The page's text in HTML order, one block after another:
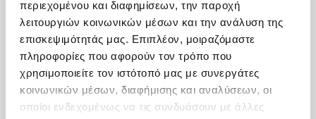
περιεχομένου και διαφημίσεων, την παροχή
λειτουργιών κοινωνικών μέσων και την ανάλυση της
επισκεψιμότητάς μας. Επιπλέον, μοιραζόμαστε
πληροφορίες που αφορούν τον τρόπο που
χρησιμοποιείτε τον ιστότοπό μας με συνεργάτες
κοινωνικών μέσων, διαφήμισης και αναλύσεων, οι
οποίοι ενδεχομένως να τις συνδυάσουν με άλλες
νότια της Τεχεράνης, σε ίση περίπου απόσταση
από την Κασπία θάλασσα και τον Περσικό κόλπο.
Είναι κτισμένη στη βόρεια όχθη του ποταμού
Ζαγιαντέ. Υπήρξε σταθμός καραβανιών και
κέντρο εμπορικών διακινήσεων με μακρινές
επαρχίες. Είναι η ωραιότερη και πιο πράσινη
πόλη της Περσίας, με τους βαθυκύανους
τρούλους των εξαίσιων κτιρίων της να